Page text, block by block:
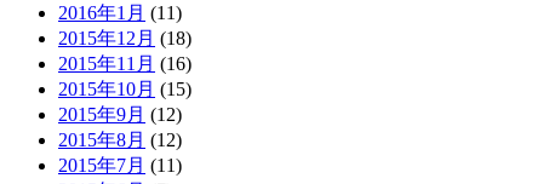
2016年1月 (11)
2015年12月 (18)
2015年11月 (16)
2015年10月 (15)
2015年9月 (12)
2015年8月 (12)
2015年7月 (11)